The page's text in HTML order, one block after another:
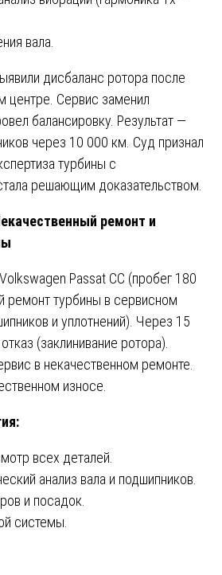
вала.
дисбаланс ротора после
центре. Сервис заменил
балансировку. Результат —
через 10 000 км. Суд признал
турбины с
решающим доказательством.
ремонт и
Passat CC (пробег 180
ремонт турбины в сервисном
и уплотнений). Через 15
(заклинивание ротора).
в некачественном ремонте.
износе.
всех деталей.
анализ вала и подшипников.
и посадок.
системы.